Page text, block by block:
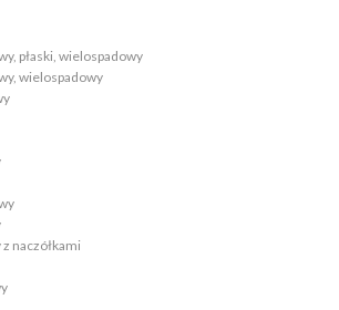
płaski, wielospadowy
wielospadowy
naczółkami